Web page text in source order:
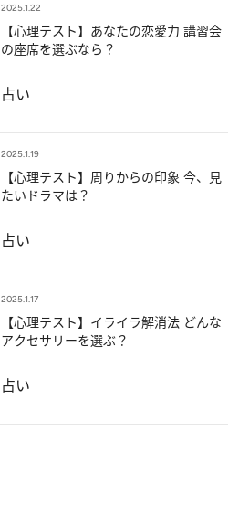
2025.1.22
【心理テスト】あなたの恋愛力 講習会
の座席を選ぶなら？
占い
2025.1.19
【心理テスト】周りからの印象 今、見
たいドラマは？
占い
2025.1.17
【心理テスト】イライラ解消法 どんな
アクセサリーを選ぶ？
占い